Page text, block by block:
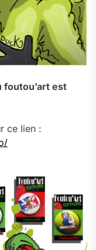
foutou’art est
ce lien :